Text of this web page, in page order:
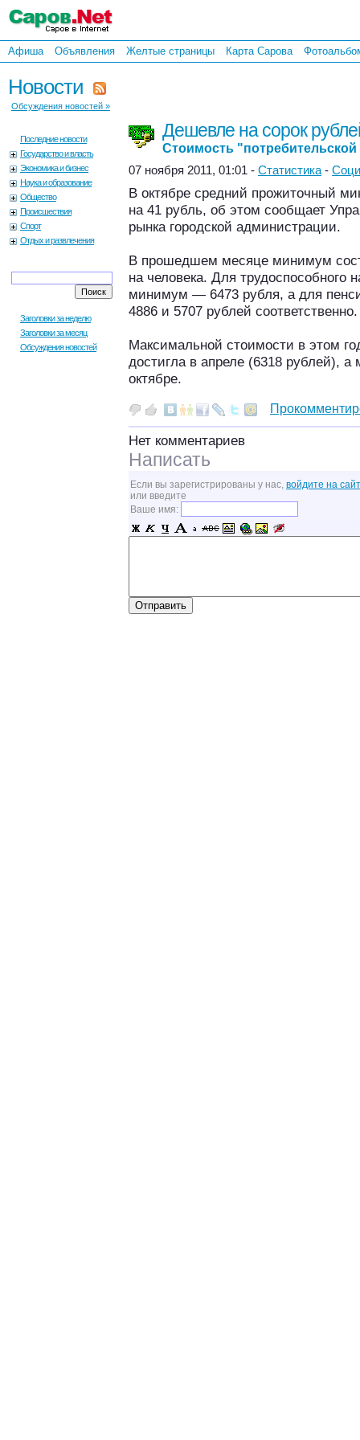
Афиша Объявления Желтые страницы Карта Сарова
Новости
Обсуждения новостей »
Последние новости
Государство и власть
Экономика и бизнес
Наука и образование
Общество
Происшествия
Спорт
Отдых и развлечения
Заголовки за неделю
Заголовки за месяц
Обсуждения новостей
Дешевле на сорок
Стоимость
07 ноября 2011, 01:01 - Статистика -
В октябре средний прожиточный
на 41 рубль, об этом сообщает
рынка городской администрации.
В прошедшем месяце минимум
на человека. Для трудоспособного
минимум — 6473 рубля, а для
4886 и 5707 рублей соответственно.
Максимальной стоимости в этом
достигла в апреле (6318
октябре.
Нет комментариев
Написать
Если вы зарегистрированы у нас, войдите на сайт
или введите
Ваше имя: